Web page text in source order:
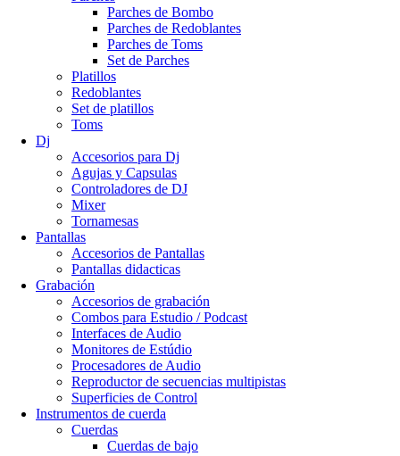
Parches de Bombo
Parches de Redoblantes
Parches de Toms
Set de Parches
Platillos
Redoblantes
Set de platillos
Toms
Dj
Accesorios para Dj
Agujas y Capsulas
Controladores de DJ
Mixer
Tornamesas
Pantallas
Accesorios de Pantallas
Pantallas didacticas
Grabación
Accesorios de grabación
Combos para Estudio / Podcast
Interfaces de Audio
Monitores de Estúdio
Procesadores de Audio
Reproductor de secuencias multipistas
Superficies de Control
Instrumentos de cuerda
Cuerdas
Cuerdas de bajo